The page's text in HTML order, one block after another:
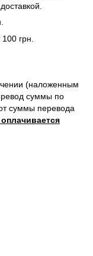
грн.
(наложенным
суммы по
суммы перевода